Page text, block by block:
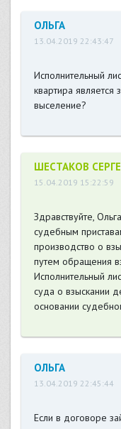
ОЛЬГА
13.04.2019 22:43:47
Исполнительный
квартира
выселение?
ШЕСТАКОВ
15.04.2019 15:22:59
Здравствуйте,
судебным
производство о
путем обращения
Исполнительный
суда о взыскании
основании
ОЛЬГА
13.04.2019 22:45:44
Если в договоре